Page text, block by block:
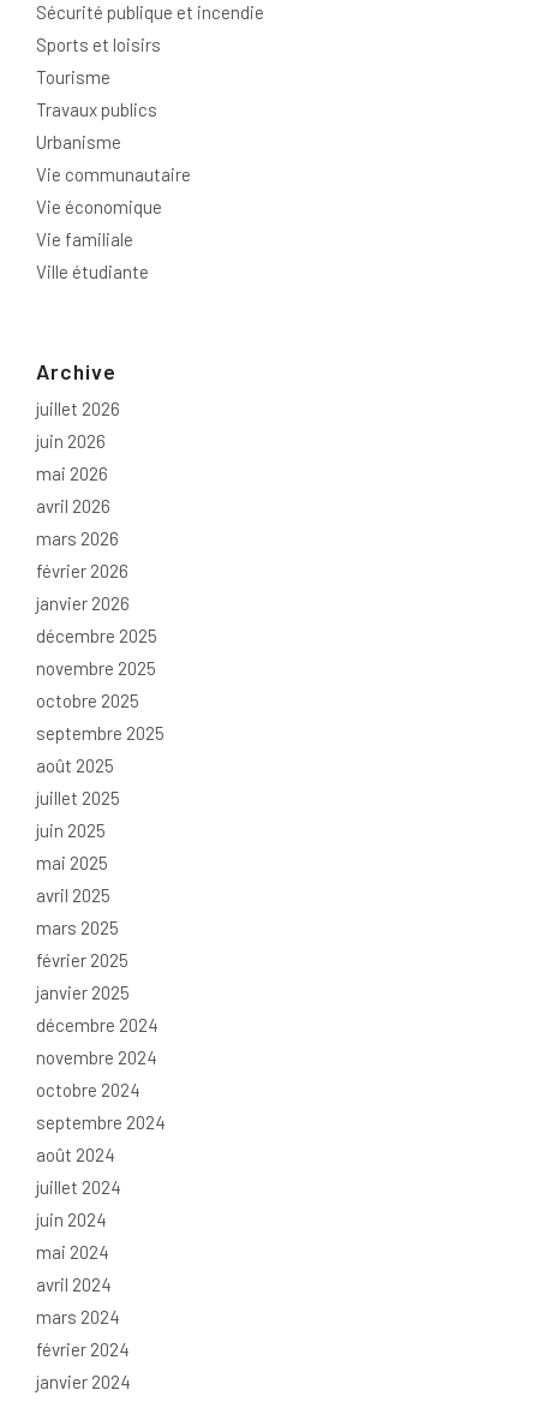
Sécurité publique et incendie
Sports et loisirs
Tourisme
Travaux publics
Urbanisme
Vie communautaire
Vie économique
Vie familiale
Ville étudiante
Archive
juillet 2026
juin 2026
mai 2026
avril 2026
mars 2026
février 2026
janvier 2026
décembre 2025
novembre 2025
octobre 2025
septembre 2025
août 2025
juillet 2025
juin 2025
mai 2025
avril 2025
mars 2025
février 2025
janvier 2025
décembre 2024
novembre 2024
octobre 2024
septembre 2024
août 2024
juillet 2024
juin 2024
mai 2024
avril 2024
mars 2024
février 2024
janvier 2024